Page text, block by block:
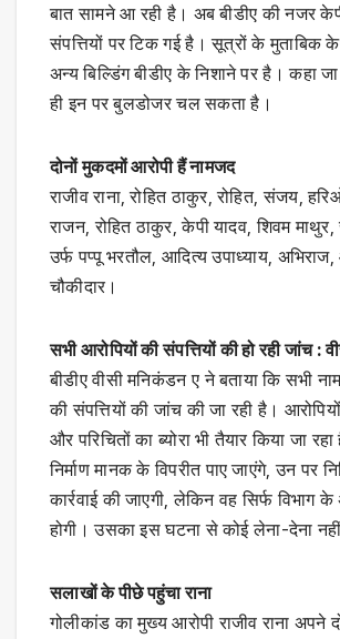
बात सामने आ रही है। अब बीडीए की नजर
संपत्तियों पर टिक गई है। सूत्रों के मुताबिक
अन्य बिल्डिंग बीडीए के निशाने पर है। कहा
ही इन पर बुलडोजर चल सकता है।
दोनों मुकदमों आरोपी हैं नामजद
राजीव राना, रोहित ठाकुर, रोहित, संजय,
राजन, रोहित ठाकुर, केपी यादव, शिवम माथुर,
उर्फ पप्पू भरतौल, आदित्य उपाध्याय,
चौकीदार।
सभी आरोपियों की संपत्तियों की हो रही जांच :
बीडीए वीसी मनिकंडन ए ने बताया कि सभी
की संपत्तियों की जांच की जा रही है।
और परिचितों का ब्योरा भी तैयार किया जा
निर्माण मानक के विपरीत पाए जाएंगे, उन पर
कार्रवाई की जाएगी, लेकिन वह सिर्फ विभाग
होगी। उसका इस घटना से कोई लेना-देना नहीं
सलाखों के पीछे पहुंचा राना
गोलीकांड का मुख्य आरोपी राजीव राना अपने